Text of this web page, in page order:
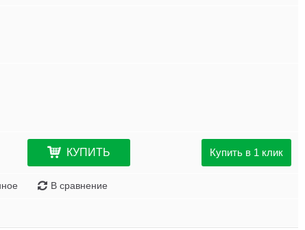
КУПИТЬ Купить в 1 клик
В сравнение